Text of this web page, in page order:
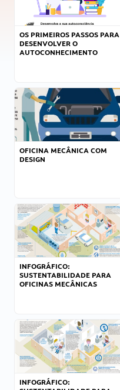
OS PRIMEIROS PASSOS PARA
DESENVOLVER O
AUTOCONHECIMENTO
OFICINA MECÂNICA COM
DESIGN
INFOGRÁFICO:
SUSTENTABILIDADE PARA
OFICINAS MECÂNICAS
INFOGRÁFICO: